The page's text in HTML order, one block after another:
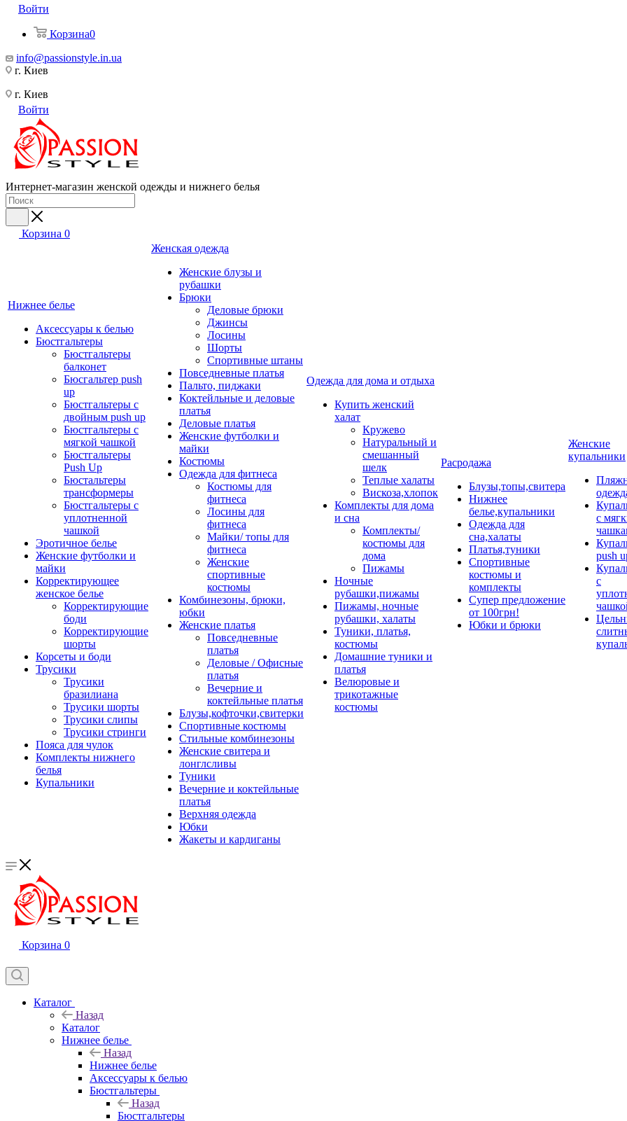
Войти
Корзина0
info@passionstyle.in.ua
г. Киев
г. Киев
Войти
Интернет-магазин женской одежды и нижнего белья
Корзина 0
Нижнее белье
Аксессуары к белью
Бюстгальтеры
Бюстгальтеры
балконет
Бюсгальтер push
up
Бюстгальтеры с
двойным push up
Бюстгальтеры с
мягкой чашкой
Бюстгальтеры
Push Up
Бюстальтеры
трансформеры
Бюстгальтеры с
уплотненной
чашкой
Эротичное белье
Женские футболки и
майки
Корректирующее
женское белье
Корректирующие
боди
Корректирующие
шорты
Корсеты и боди
Трусики
Трусики
бразилиана
Трусики шорты
Трусики слипы
Трусики стринги
Пояса для чулок
Комплекты нижнего
белья
Купальники
Женская одежда
Женские блузы и
рубашки
Брюки
Деловые брюки
Джинсы
Лосины
Шорты
Спортивные штаны
Повседневные платья
Пальто, пиджаки
Коктейльные и деловые
платья
Деловые платья
Женские футболки и
майки
Костюмы
Одежда для фитнеса
Костюмы для
фитнеса
Лосины для
фитнеса
Майки/ топы для
фитнеса
Женские
спортивные
костюмы
Комбинезоны, брюки,
юбки
Женские платья
Повседневные
платья
Деловые / Офисные
платья
Вечерние и
коктейльные платья
Блузы,кофточки,свитерки
Спортивные костюмы
Стильные комбинезоны
Женские свитера и
лонглсливы
Туники
Вечерние и коктейльные
платья
Верхняя одежда
Юбки
Жакеты и кардиганы
Одежда для дома и отдыха
Купить женский
халат
Кружево
Натуральный и
смешанный
шелк
Теплые халаты
Вискоза,хлопок
Комплекты для дома
и сна
Комплекты/
костюмы для
дома
Пижамы
Ночные
рубашки,пижамы
Пижамы, ночные
рубашки, халаты
Туники, платья,
костюмы
Домашние туники и
платья
Велюровые и
трикотажные
костюмы
Расродажа
Блузы,топы,свитера
Нижнее
белье,купальники
Одежда для
сна,халаты
Платья,туники
Спортивные
костюмы и
комплекты
Супер предложение
от 100грн!
Юбки и брюки
Женские
купальники
с
push
с
Корзина 0
Каталог
Назад
Каталог
Нижнее белье
Назад
Нижнее белье
Аксессуары к белью
Бюстгальтеры
Назад
Бюстгальтеры